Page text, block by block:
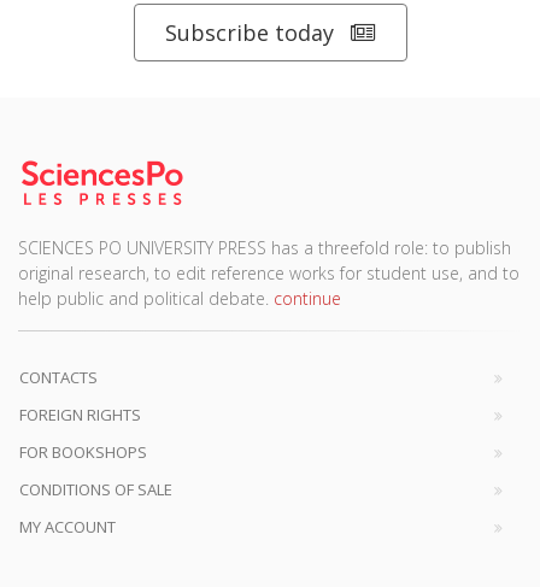
Subscribe today
SCIENCES PO UNIVERSITY PRESS has a threefold role: to publish
original research, to edit reference works for student use, and to
help public and political debate. continue
CONTACTS
FOREIGN RIGHTS
FOR BOOKSHOPS
CONDITIONS OF SALE
MY ACCOUNT